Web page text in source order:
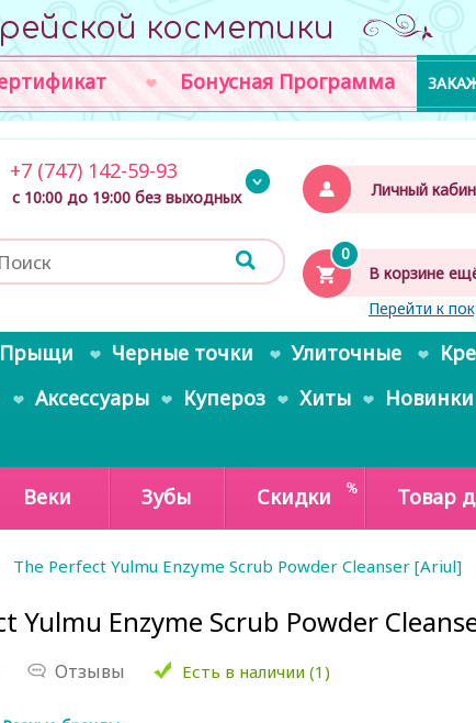
косметики
Бонусная Программа
Личный
0
В корзине
Перейти к
(747) 142-59-93
с 10:00 до 19:00 без выходных
Прыщи Черные точки Улиточные
Аксессуары Купероз Хиты
Новинки
Веки Зубы Скидки Товар
The Perfect Yulmu Enzyme Scrub Powder Cleanser [Ariul]
Yulmu Enzyme Scrub Powder
Отзывы Есть в наличии (1)